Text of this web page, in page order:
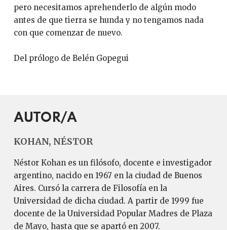
pero necesitamos aprehenderlo de algún modo
antes de que tierra se hunda y no tengamos nada
con que comenzar de nuevo.
Del prólogo de Belén Gopegui
AUTOR/A
KOHAN, NÉSTOR
Néstor Kohan es un filósofo, docente e investigador
argentino, nacido en 1967 en la ciudad de Buenos
Aires. Cursó la carrera de Filosofía en la
Universidad de dicha ciudad. A partir de 1999 fue
docente de la Universidad Popular Madres de Plaza
de Mayo, hasta que se apartó en 2007.